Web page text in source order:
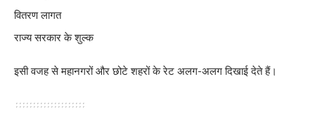
वितरण लागत
राज्य सरकार के शुल्क
इसी वजह से महानगरों और छोटे शहरों के रेट अलग-अलग दिखाई देते हैं।